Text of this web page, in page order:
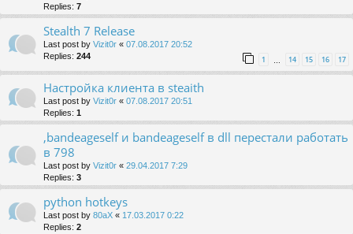
Replies: 7
Stealth 7 Release
Last post by Vizit0r « 07.08.2017 20:52
Replies: 244 1 14 15 16 17
Настройка клиента в steaith
Last post by Vizit0r « 07.08.2017 20:51
Replies: 1
,bandeageself и bandeageself в dll перестали работать
в 798
Last post by Vizit0r « 29.04.2017 7:29
Replies: 3
python hotkeys
Last post by 80aX « 17.03.2017 0:22
Replies: 2